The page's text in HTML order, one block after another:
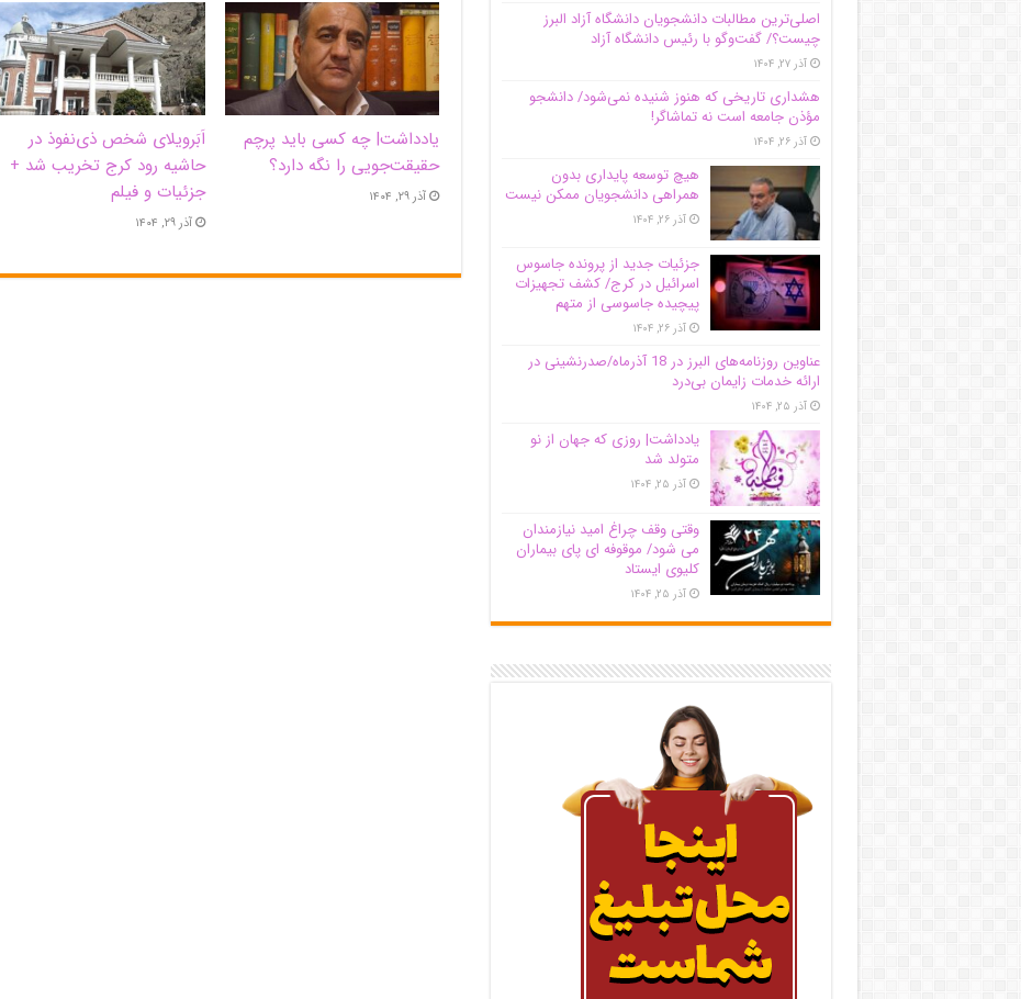
یادداشت| ‌چه کسی باید پرچم
حقیقت‌جویی را نگه دارد؟
آذر ۲۹, ۱۴۰۴
اَبَر‌ویلای شخص ذی‌نفوذ در
حاشیه‌ رود کرج تخریب شد +
جزئیات و فیلم
آذر ۲۹, ۱۴۰۴
اصلی‌ترین مطالبات دانشجویان دانشگاه آزاد البرز
چیست؟/ گفت‌وگو با رئیس دانشگاه آز‌اد
آذر ۲۷, ۱۴۰۴
هشداری تاریخی که هنوز شنیده نمی‌شود/ دانشجو
مؤذن جامعه است نه تماشاگر!
آذر ۲۶, ۱۴۰۴
هیچ توسعه پایداری بدون
همراهی دانشجویان ممکن نیست
آذر ۲۶, ۱۴۰۴
جزئیات جدید از پرونده جاسوس
اسرائیل در کرج/‌ کشف تجهیزات
پیچیده جاسوسی از متهم
آذر ۲۶, ۱۴۰۴
عناوین روزنامه‌های البرز در ‌18 آذرماه/صدرنشینی در
ارائه خدمات زایمان بی‌درد
آذر ۲۵, ۱۴۰۴
یادداشت| روزی که جهان از نو
متولد شد
آذر ۲۵, ۱۴۰۴
وقتی وقف چراغ امید نیازمندان
می شود/ موقوفه ای پای بیماران
کلیوی ایستاد
آذر ۲۵, ۱۴۰۴